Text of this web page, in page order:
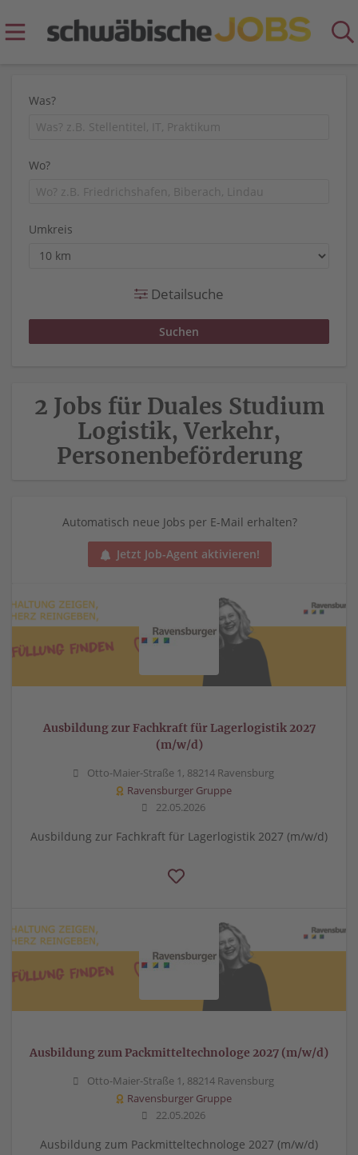
Was?
Wo?
Umkreis
Detailsuche
2 Jobs für Duales Studium
Logistik, Verkehr,
Personenbeförderung
Automatisch neue Jobs per E-Mail erhalten?
Jetzt Job-Agent aktivieren!
Ausbildung zur Fachkraft für Lagerlogistik 2027
(m/w/d)
Otto-Maier-Straße 1, 88214 Ravensburg
Ravensburger Gruppe
22.05.2026
Ausbildung zur Fachkraft für Lagerlogistik 2027 (m/w/d)
Ausbildung zum Packmitteltechnologe 2027 (m/w/d)
Otto-Maier-Straße 1, 88214 Ravensburg
Ravensburger Gruppe
22.05.2026
Ausbildung zum Packmitteltechnologe 2027 (m/w/d)